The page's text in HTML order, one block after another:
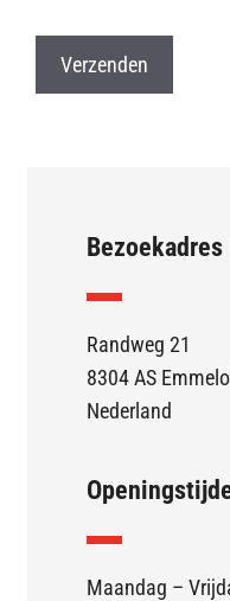
Bezoekadres
Randweg 21
8304 AS
Nederland
Maandag –